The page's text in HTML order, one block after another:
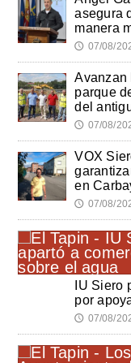
asegura
manera
🕔 07/08/
Avanzan
parque
del
🕔 07/08/
VOX
en
🕔 07/08/
IU Siero
por
🕔 07/08/